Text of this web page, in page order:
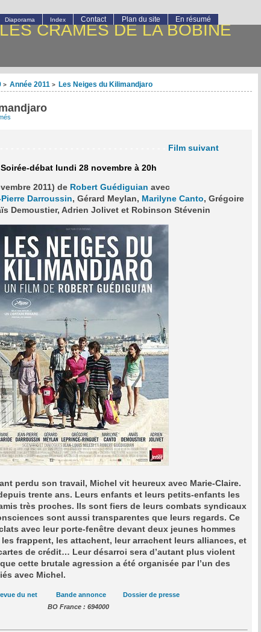
LES CRAMÉS DE LA BOBINE
> Année 2011 > Les Neiges du Kilimandjaro
Film suivant
Soirée-débat lundi 28 novembre à 20h
2011) de Robert Guédiguian avec
Darroussin, Gérard Meylan, Marilyne Canto, Grégoire
Demoustier, Adrien Jolivet et Robinson Stévenin
perdu son travail, Michel vit heureux avec Marie-Claire.
trente ans. Leurs enfants et leurs petits-enfants les
très proches. Ils sont fiers de leurs combats syndicaux
sont aussi transparentes que leurs regards. Ce
avec leur porte-fenêtre devant deux jeunes hommes
frappent, les attachent, leur arrachent leurs alliances, et
de crédit… Leur désarroi sera d’autant plus violent
cette brutale agression a été organisée par l’un des
avec Michel.
du net Bande annonce
Dossier de presse
BO France : 694000
Diaporama Index Contact Plan du site En résumé